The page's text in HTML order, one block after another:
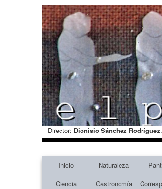
Director: Dionisio Sánchez Rodríguez
Inicio Naturaleza
Ciencia
Gastronomía